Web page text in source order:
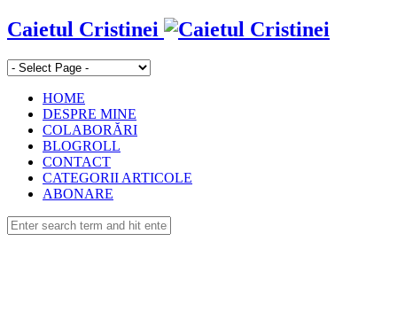
Caietul Cristinei
HOME
DESPRE MINE
COLABORĂRI
BLOGROLL
CONTACT
CATEGORII ARTICOLE
ABONARE